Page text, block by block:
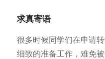
求真寄语
很多时候同学们在申请
细致的准备工作，难免